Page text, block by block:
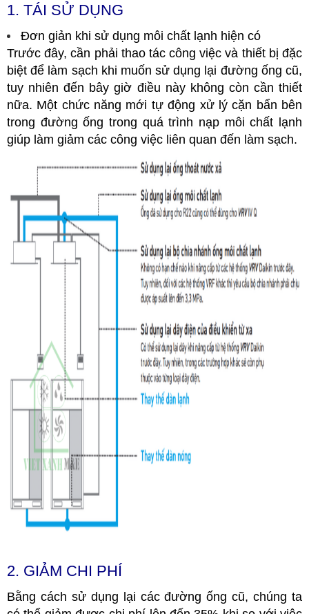
1. TÁI SỬ DỤNG
Đơn giản khi sử dụng môi chất lạnh hiện có
Trước đây, cần phải thao tác công việc và thiết bị đặc
biệt để làm sạch khi muốn sử dụng lại đường ống cũ,
tuy nhiên đến bây giờ điều này không còn cần thiết
nữa. Một chức năng mới tự động xử lý cặn bẩn bên
trong đường ống trong quá trình nạp môi chất lạnh
giúp làm giảm các công việc liên quan đến làm sạch.
2. GIẢM CHI PHÍ
Bằng cách sử dụng lại các đường ống cũ, chúng ta